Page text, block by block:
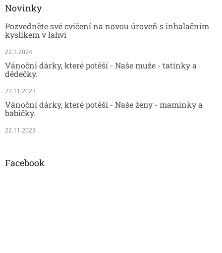
Novinky
Pozvedněte své cvičení na novou úroveň s inhalačním
kyslíkem v lahvi
22.1.2024
Vánoční dárky, které potěší - Naše muže - tatínky a
dědečky.
22.11.2023
Vánoční dárky, které potěší - Naše ženy - maminky a
babičky.
22.11.2023
Facebook